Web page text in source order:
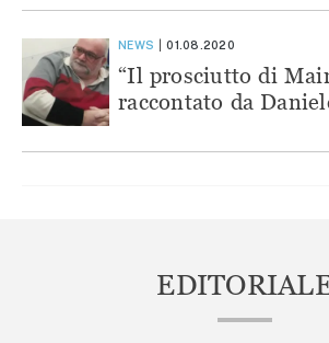
NEWS 01.08.2020
“Il prosciutto di
raccontato da